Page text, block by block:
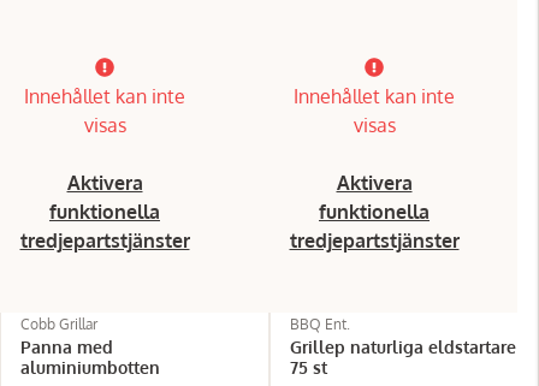
Innehållet kan inte
visas
Aktivera
funktionella
tredjepartstjänster
Cobb Grillar
Panna med
aluminiumbotten
Innehållet kan inte
visas
Aktivera
funktionella
tredjepartstjänster
BBQ Ent.
Grillep naturliga eldstartare
75 st